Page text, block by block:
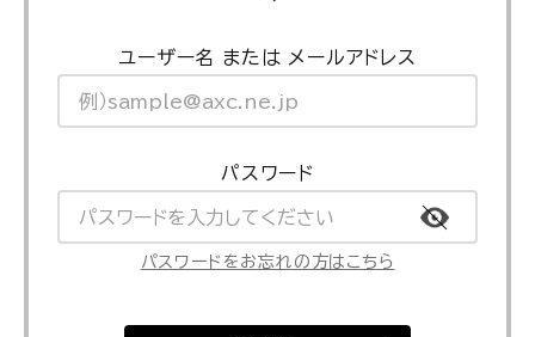
ユーザー名 または メールアドレス
パスワード
パスワードをお忘れの方はこちら